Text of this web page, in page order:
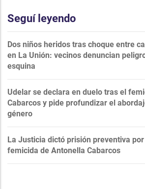
Seguí leyendo
Dos niños heridos tras choque entre
en La Unión: vecinos denuncian
esquina
Udelar se declara en duelo tras el
Cabarcos y pide profundizar el
género
La Justicia dictó prisión preventiva
femicida de Antonella Cabarcos